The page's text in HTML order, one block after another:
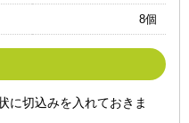
8個
に切込みを入れておきま